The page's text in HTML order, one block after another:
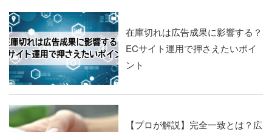
在庫切れは広告成果に影響する？
ECサイト運用で押さえたいポイ
ント
【プロが解説】完全一致とは？広